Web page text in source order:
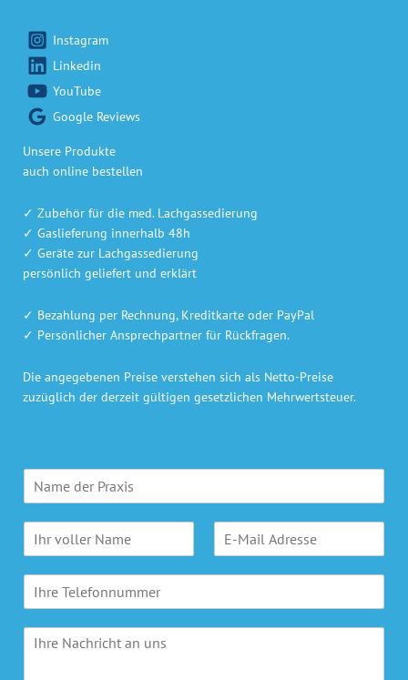
Instagram
Linkedin
YouTube
Google Reviews
Unsere Produkte
auch online bestellen
✓ Zubehör für die med. Lachgassedierung
✓ Gaslieferung innerhalb 48h
✓ Geräte zur Lachgassedierung
persönlich geliefert und erklärt
✓ Bezahlung per Rechnung, Kreditkarte oder PayPal
✓ Persönlicher Ansprechpartner für Rückfragen.
Die angegebenen Preise verstehen sich als Netto-Preise
zuzüglich der derzeit gültigen gesetzlichen Mehrwertsteuer.
a
m